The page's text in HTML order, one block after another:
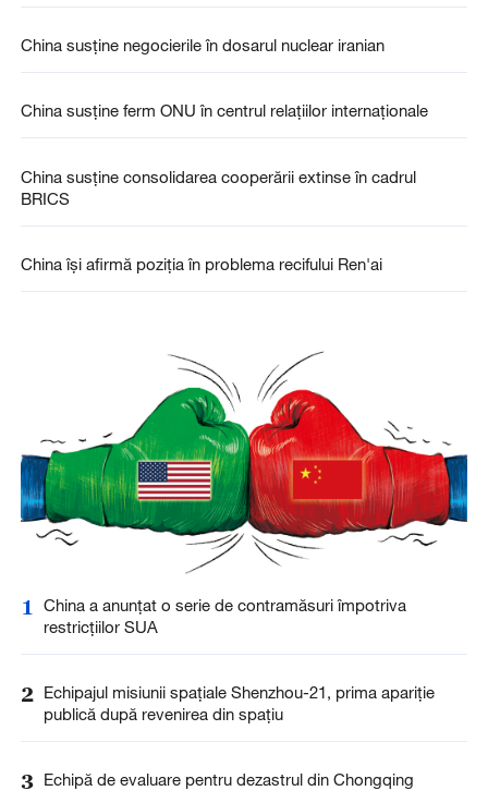
China susține negocierile în dosarul nuclear iranian
China susține ferm ONU în centrul relațiilor internaționale
China susține consolidarea cooperării extinse în cadrul
BRICS
China își afirmă poziția în problema recifului Ren'ai
1
China a anunţat o serie de contramăsuri împotriva
restricţiilor SUA
2 Echipajul misiunii spațiale Shenzhou-21, prima apariție
publică după revenirea din spațiu
3 Echipă de evaluare pentru dezastrul din Chongqing